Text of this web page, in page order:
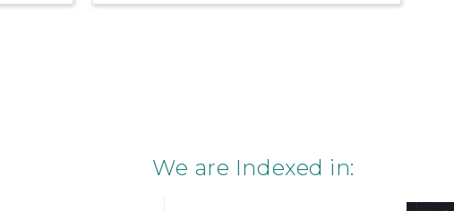
We are Indexed in: